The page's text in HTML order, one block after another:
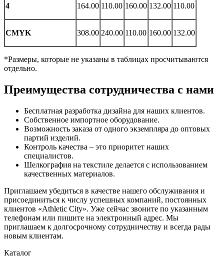
4 164.00 110.00 160.00 132.00 110.00
CMYK 308.00 240.00 110.00 160.00 132.00
*Размеры, которые не указаны в таблицах просчитываются
отдельно.
Преимущества сотрудничества с нами
Бесплатная разработка дизайна для наших клиентов.
Собственное импортное оборудование.
Возможность заказа от одного экземпляра до оптовых
партий изделий.
Контроль качества – это приоритет наших
специалистов.
Шелкография на текстиле делается с использованием
качественных материалов.
Приглашаем убедиться в качестве нашего обслуживания и
присоединиться к числу успешных компаний, постоянных
клиентов «Athletic City». Уже сейчас звоните по указанным
телефонам или пишите на электронный адрес. Мы
приглашаем к долгосрочному сотрудничеству и всегда рады
новым клиентам.
Каталог